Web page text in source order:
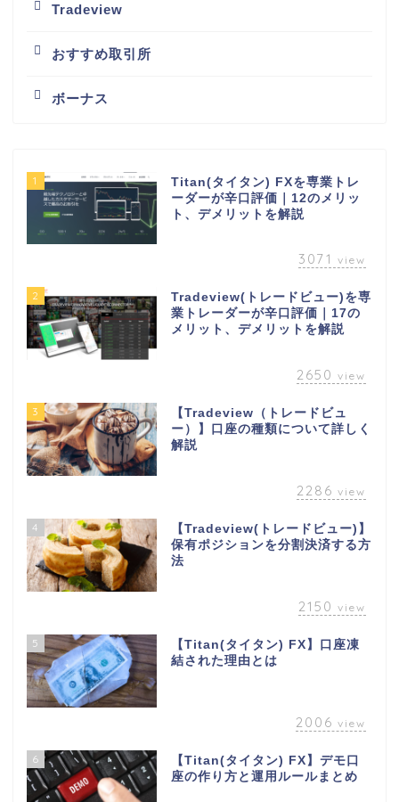
Tradeview
おすすめ取引所
ボーナス
1
Titan(タイタン) FXを専業トレ
ーダーが辛口評価｜12のメリッ
ト、デメリットを解説
3071 view
2
Tradeview(トレードビュー)を専
業トレーダーが辛口評価｜17の
メリット、デメリットを解説
2650 view
3
【Tradeview（トレードビュ
ー）】口座の種類について詳しく
解説
2286 view
4
【Tradeview(トレードビュー)】
保有ポジションを分割決済する方
法
2150 view
5
【Titan(タイタン) FX】口座凍
結された理由とは
2006 view
6
【Titan(タイタン) FX】デモ口
座の作り方と運用ルールまとめ